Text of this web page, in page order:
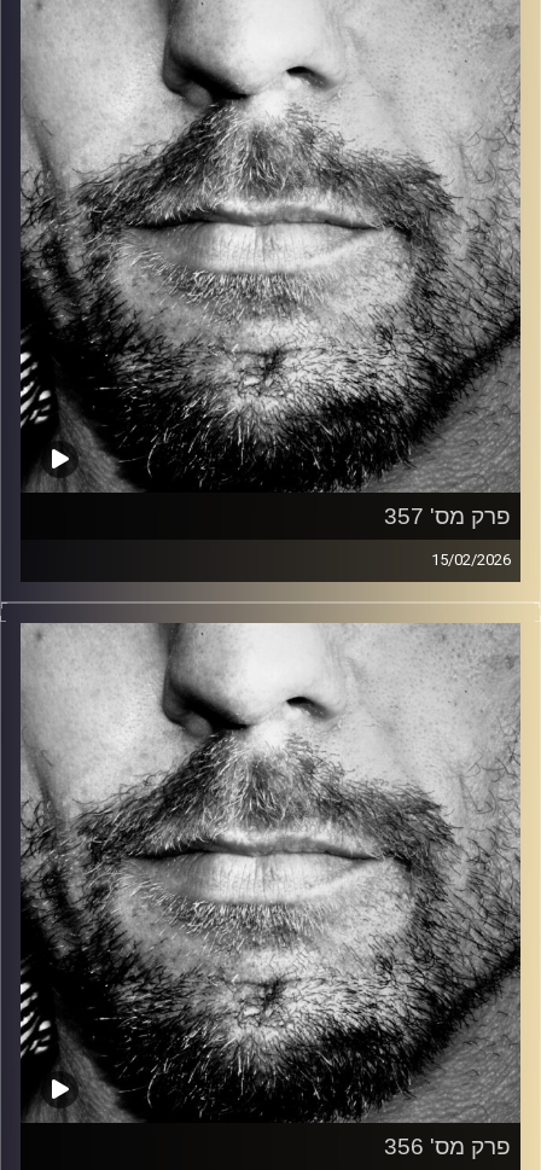
כל מה שחי, אמיתי ונושם.
עם שמוליק רגב.
קרדיט תמונות: David Goehring
פרק מס' 357
15/02/2026
זיפים, מוזיקה מחוספסת של הופעות חיות. הרבה ג'אם, רוק,
בלוז, bluegrass, ג'אז, Fאנק, פרוגרסיב ואפילו אלקטרוניקה.
כל מה שחי, אמיתי ונושם.
עם שמוליק רגב.
קרדיט תמונות: David Goehring
פרק מס' 356